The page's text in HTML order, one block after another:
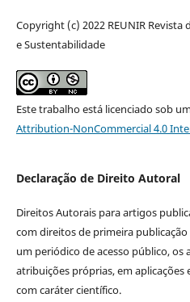
Copyright (c) 2022 REUNIR
e Sustentabilidade
Este trabalho está licenciado sob
Attribution-NonCommercial 4.0
Declaração de Direito Autoral
Direitos Autorais para artigos
com direitos de primeira
um periódico de acesso público,
atribuições próprias, em aplicações
com caráter científico.